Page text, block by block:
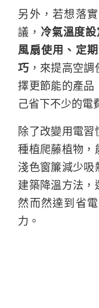
另外，若想落
議， 冷氣溫度
風扇使用、定
巧 ，來提高空
擇更節能的產品
己省下不少的電
除了改變用電
種植爬藤植物，
淺色窗簾減少吸
建築降溫方法，
然而然達到省
力。